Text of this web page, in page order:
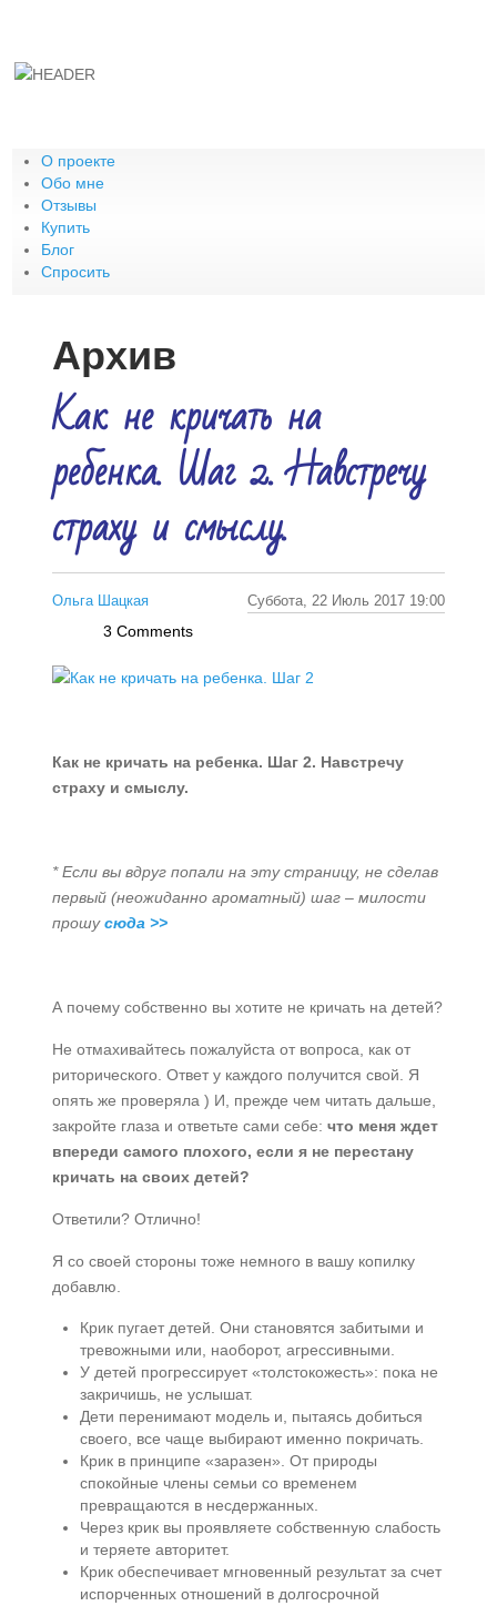
О проекте
Обо мне
Отзывы
Купить
Блог
Спросить
Архив
Как не кричать на
ребенка. Шаг 2. Навстречу
страху и смыслу.
Суббота, 22 Июль 2017 19:00
Ольга Шацкая
3 Comments
Как не кричать на ребенка. Шаг 2. Навстречу
страху и смыслу.
* Если вы вдруг попали на эту страницу, не сделав
первый (неожиданно ароматный) шаг – милости
прошусюда >>
А почему собственно вы хотите не кричать на детей?
Не отмахивайтесь пожалуйста от вопроса, как от
риторического. Ответ у каждого получится свой. Я
опять же проверяла ) И, прежде чем читать дальше,
закройте глаза и ответьте сами себе: что меня ждет
впереди самого плохого, если я не перестану
кричать на своих детей?
Ответили? Отлично!
Я со своей стороны тоже немного в вашу копилку
добавлю.
Крик пугает детей. Они становятся забитыми и
тревожными или, наоборот, агрессивными.
У детей прогрессирует «толстокожесть»: пока не
закричишь, не услышат.
Дети перенимают модель и, пытаясь добиться
своего, все чаще выбирают именно покричать.
Крик в принципе «заразен». От природы
спокойные члены семьи со временем
превращаются в несдержанных.
Через крик вы проявляете собственную слабость
и теряете авторитет.
Крик обеспечивает мгновенный результат за счет
испорченных отношений в долгосрочной